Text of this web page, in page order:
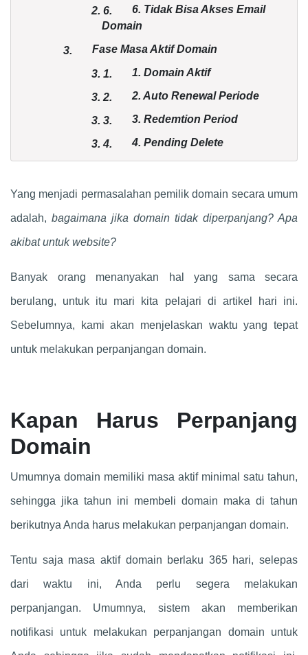
2. 6.
6. Tidak Bisa Akses Email
Domain
3. Fase Masa Aktif Domain
3. 1. 1. Domain Aktif
3. 2. 2. Auto Renewal Periode
3. 3. 3. Redemtion Period
3.4. 4. Pending Delete
Yang menjadi permasalahan pemilik domain secara umum
adalah, bagaimana jika domain tidak diperpanjang? Apa
akibat untuk website?
Banyak orang menanyakan hal yang sama secara
berulang, untuk itu mari kita pelajari di artikel hari ini.
Sebelumnya, kami akan menjelaskan waktu yang tepat
untuk melakukan perpanjangan domain.
Kapan Harus Perpanjang
Domain
Umumnya domain memiliki masa aktif minimal satu tahun,
sehingga jika tahun ini membeli domain maka di tahun
berikutnya Anda harus melakukan perpanjangan domain.
Tentu saja masa aktif domain berlaku 365 hari, selepas
dari waktu ini, Anda perlu segera melakukan
perpanjangan. Umumnya, sistem akan memberikan
notifikasi untuk melakukan perpanjangan domain untuk